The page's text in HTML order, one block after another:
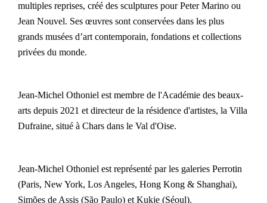
multiples reprises, créé des sculptures pour Peter Marino ou
Jean Nouvel. Ses œuvres sont conservées dans les plus
grands musées d’art contemporain, fondations et collections
privées du monde.
Jean-Michel Othoniel est membre de l'Académie des beaux-
arts depuis 2021 et directeur de la résidence d'artistes, la Villa
Dufraine, situé à Chars dans le Val d'Oise.
Jean-Michel Othoniel est représenté par les galeries Perrotin
(Paris, New York, Los Angeles, Hong Kong & Shanghai),
Simões de Assis (São Paulo) et Kukje (Séoul).